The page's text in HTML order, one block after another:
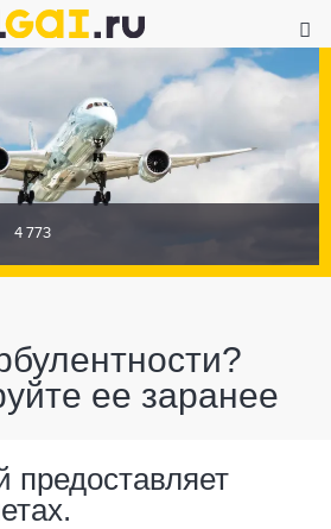
4 773
ее заранее
предоставляет